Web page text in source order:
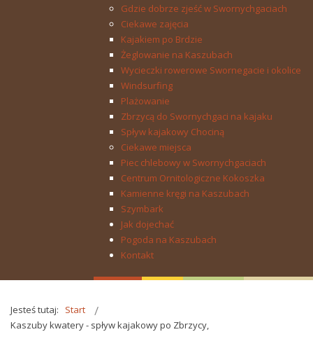
Gdzie dobrze zjeść w Swornychgaciach
Ciekawe zajęcia
Kajakiem po Brdzie
Żeglowanie na Kaszubach
Wycieczki rowerowe Swornegacie i okolice
Windsurfing
Plażowanie
Zbrzycą do Swornychgaci na kajaku
Spływ kajakowy Chociną
Ciekawe miejsca
Piec chlebowy w Swornychgaciach
Centrum Ornitologiczne Kokoszka
Kamienne kręgi na Kaszubach
Szymbark
Jak dojechać
Pogoda na Kaszubach
Kontakt
Jesteś tutaj:
Start
Kaszuby kwatery - spływ kajakowy po Zbrzycy,